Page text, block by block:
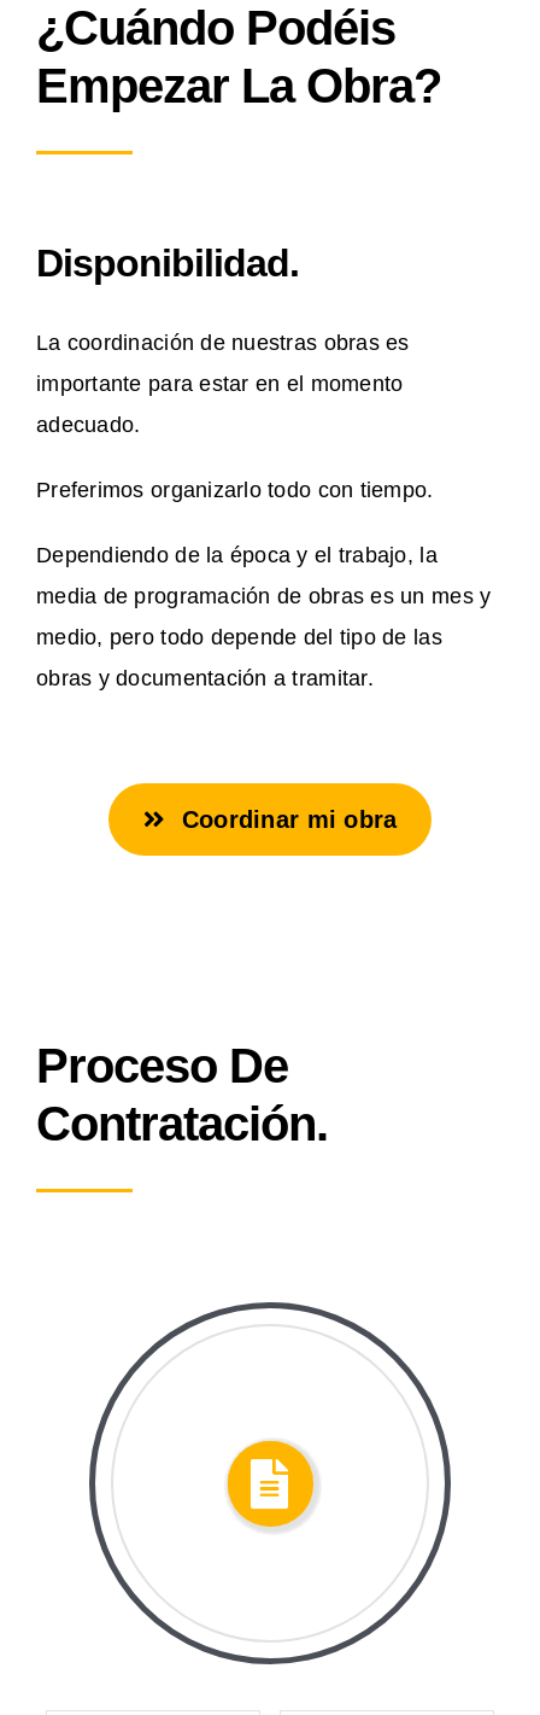
¿Cuándo Podéis
Empezar La Obra?
Disponibilidad.
La coordinación de nuestras obras es
importante para estar en el momento
adecuado.
Preferimos organizarlo todo con tiempo.
Dependiendo de la época y el trabajo, la
media de programación de obras es un mes y
medio, pero todo depende del tipo de las
obras y documentación a tramitar.
Coordinar mi obra
Proceso De
Contratación.